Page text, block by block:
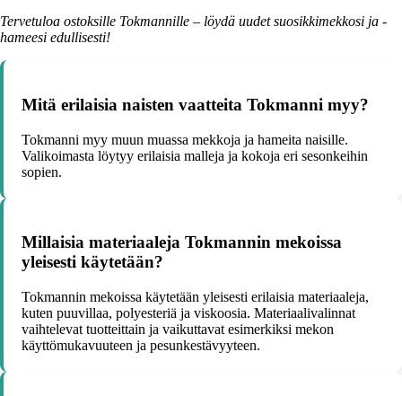
Tervetuloa ostoksille Tokmannille – löydä uudet suosikkimekkosi ja -
hameesi edullisesti!
Mitä erilaisia naisten vaatteita Tokmanni myy?
Tokmanni myy muun muassa mekkoja ja hameita naisille.
Valikoimasta löytyy erilaisia malleja ja kokoja eri sesonkeihin
sopien.
Millaisia materiaaleja Tokmannin mekoissa
yleisesti käytetään?
Tokmannin mekoissa käytetään yleisesti erilaisia materiaaleja,
kuten puuvillaa, polyesteriä ja viskoosia. Materiaalivalinnat
vaihtelevat tuotteittain ja vaikuttavat esimerkiksi mekon
käyttömukavuuteen ja pesunkestävyyteen.